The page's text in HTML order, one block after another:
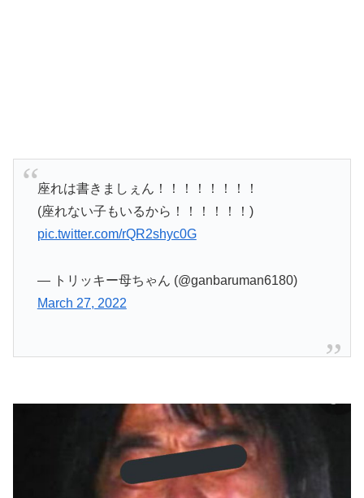
座れは書きましぇん！！！！！！！！
(座れない子もいるから！！！！！！)
pic.twitter.com/rQR2shyc0G
— トリッキー母ちゃん (@ganbaruman6180)
March 27, 2022